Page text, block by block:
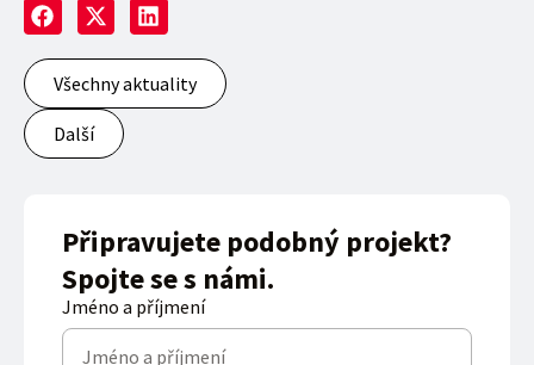
Všechny aktuality
Další
Připravujete podobný projekt?
Spojte se s námi.
Jméno a příjmení